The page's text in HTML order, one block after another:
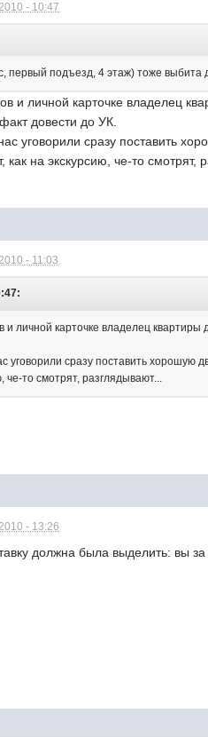
- 10:47
первый подъезд, 4 этаж) тоже выбита
и личной карточке владелец
довести до УК.
уговорили сразу поставить
на экскурсию, че-то смотрят,
- 11:03
и личной карточке владелец
уговорили сразу поставить
че-то смотрят, разглядывают...
- 13:26
должна была выделить: вы